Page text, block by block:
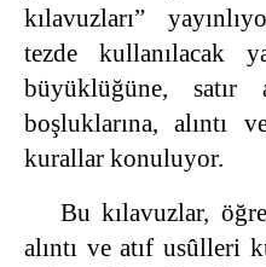
kılavuzları”
tezde kullanılacak
büyüklüğüne, satır
boşluklarına, alıntı
kurallar konuluyor.
Bu kılavuzlar,
alıntı ve atıf usûlleri